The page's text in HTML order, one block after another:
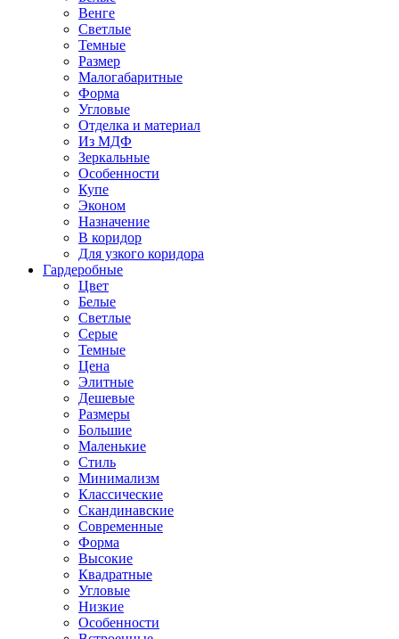
Венге
Светлые
Темные
Размер
Малогабаритные
Форма
Угловые
Отделка и материал
Из МДФ
Зеркальные
Особенности
Купе
Эконом
Назначение
В коридор
Для узкого коридора
Гардеробные
Цвет
Белые
Светлые
Серые
Темные
Цена
Элитные
Дешевые
Размеры
Большие
Маленькие
Стиль
Минимализм
Классические
Скандинавские
Современные
Форма
Высокие
Квадратные
Угловые
Низкие
Особенности